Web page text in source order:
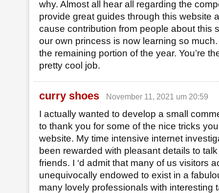
why. Almost all hear all regarding the
provide great guides through this website
cause contribution from people about this
our own princess is now learning so
the remaining portion of the year. You’re
pretty cool job.
curry shoes November 11, 2021 um 20:59
I actually wanted to develop a small
to thank you for some of the nice tricks
website. My time intensive internet
been rewarded with pleasant details to
friends. I ‘d admit that many of us visitors
unequivocally endowed to exist in a
many lovely professionals with interesting